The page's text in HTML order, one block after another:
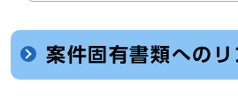
案件固有書類へのリ